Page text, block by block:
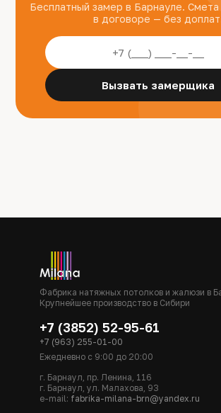
Бесплатный замер в Барнауле.
в договоре — без
Вызвать замерщика
Фабрика натяжных потолков и жалюзи в
Крупнейшее производство в Сибири
+7 (3852) 52-95-61
+7 (963) 255-01-00
Ежедневно с 9:00 до 20:00
г. Барнаул, пр. Ленина, 116
г. Барнаул, ул. Малахова, 93
e-mail: fabrika-milana-brn@yandex.ru